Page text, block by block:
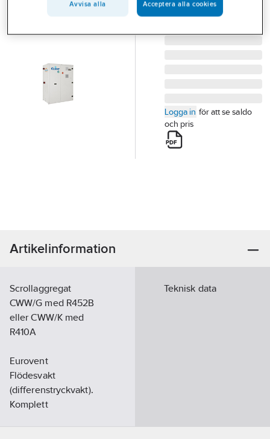
VÄTSKEKYLAGGREGAT
CLINT
Logga in för att se saldo
och pris
Artikelinformation
Scrollaggregat
CWW/G med R452B
eller CWW/K med
R410A
Eurovent
Flödesvakt
(differenstryckvakt).
Komplett
Teknisk data
Avvisa alla Acceptera alla cookies